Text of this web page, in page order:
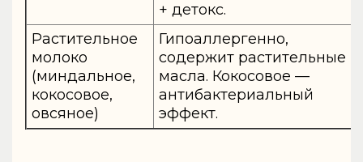
+ детокс.
Растительное
молоко
(миндальное,
кокосовое,
овсяное)
Гипоаллергенно,
содержит растительные
масла. Кокосовое —
антибактериальный
эффект.